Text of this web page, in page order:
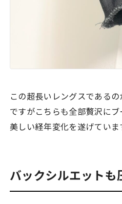
この超長いレングスであるの
ですがこちらも全部贅沢に
美しい経年変化を遂げていま
バックシルエットも